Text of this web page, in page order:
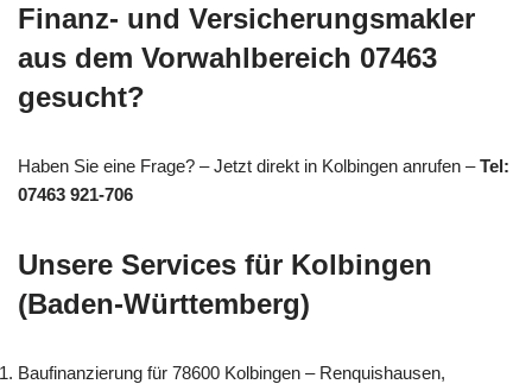
Finanz- und Versicherungsmakler
aus dem Vorwahlbereich 07463
gesucht?
Haben Sie eine Frage? – Jetzt direkt in Kolbingen anrufen –Tel:
07463 921-706
Unsere Services für Kolbingen
(Baden-Württemberg)
Baufinanzierung für 78600 Kolbingen – Renquishausen,